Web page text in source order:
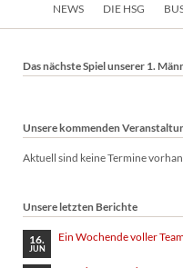
NEWS DIE HSG
Das nächste Spiel unserer 1.
Unsere kommenden
Aktuell sind keine Termine
Unsere letzten Berichte
16.
JUN
Ein Wochende voller